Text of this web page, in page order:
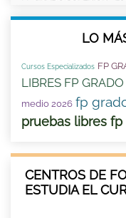
LO
Cursos Especializados FP
LIBRES FP
medio 2026 fp
pruebas libres fp
CENTROS DE
ESTUDIA EL